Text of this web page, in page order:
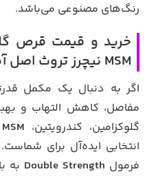
رنگ‌های مصنوعی می‌باشد.
خرید و قیمت قرص
MSM نیچرز تروث اصل آمریکا
اگر به دنبال یک مکمل
مفاصل، کاهش التهاب و
گلوکزامین، کندرویتین، MSM
انتخابی ایده‌آل برای
فرمول Double Strength به